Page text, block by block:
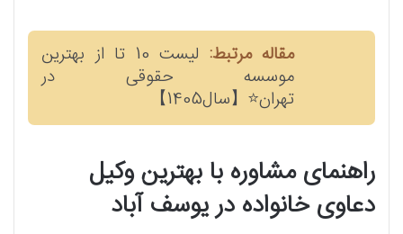
مقاله مرتبط: لیست 10 تا از بهترین
موسسه حقوقی در
تهران⭐【سال1405】
راهنمای مشاوره با بهترین وکیل
دعاوی خانواده در یوسف آباد